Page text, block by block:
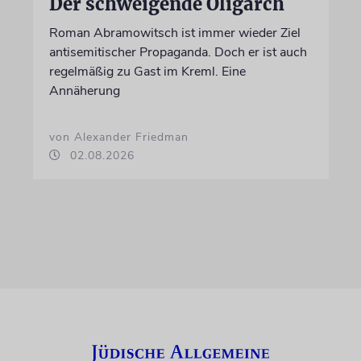
Roman Abramowitsch ist immer wieder Ziel
antisemitischer Propaganda. Doch er ist auch
regelmäßig zu Gast im Kreml. Eine
Annäherung
von Alexander Friedman
02.08.2026